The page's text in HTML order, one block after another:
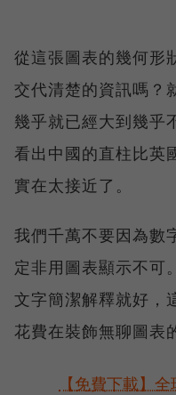
從這張圖表的幾何形
交代清楚的資訊嗎？
幾乎就已經大到幾乎
看出中國的直柱比英
實在太接近了。
我們千萬不要因為數
定非用圖表顯示不可
文字簡潔解釋就好，
花費在裝飾無聊圖表
【免費下載】